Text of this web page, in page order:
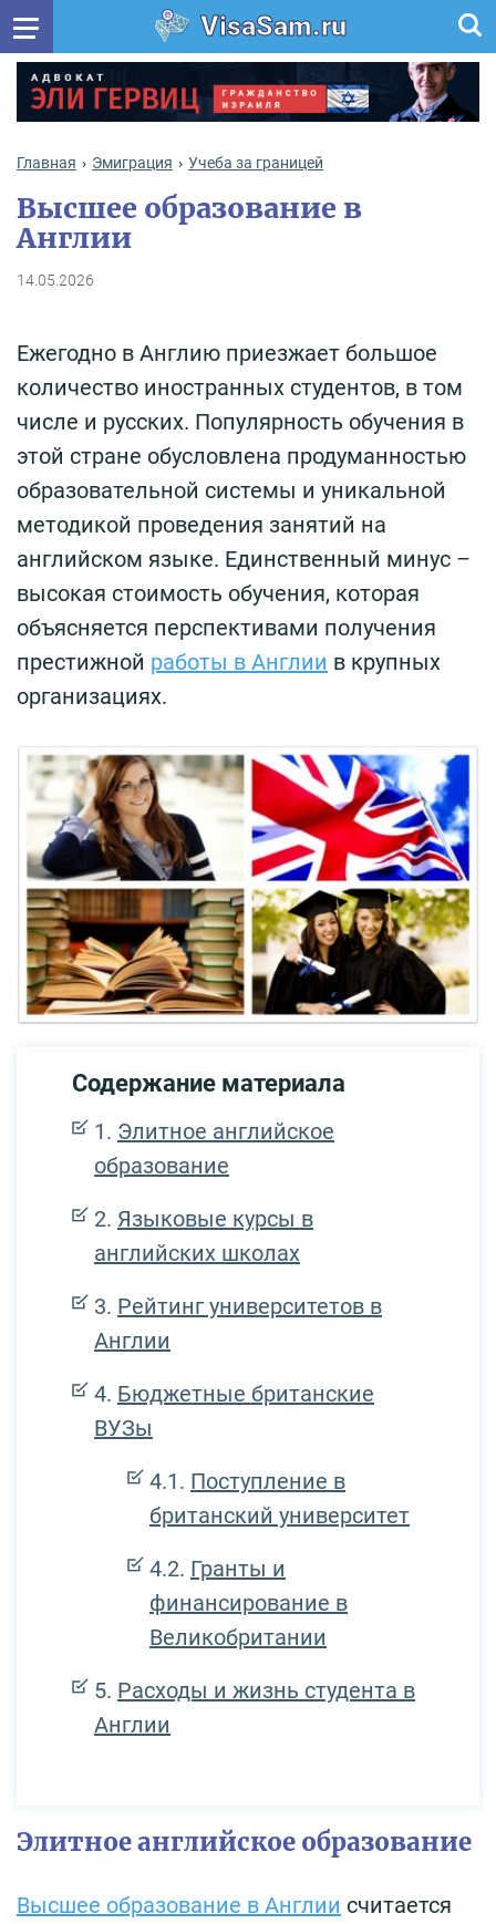
VisaSam.ru
Главная Эмиграция Учеба за границей
Высшее образование в
Англии
14.05.2026
Ежегодно в Англию приезжает большое
количество иностранных студентов, в том
числе и русских. Популярность обучения в
этой стране обусловлена продуманностью
образовательной системы и уникальной
методикой проведения занятий на
английском языке. Единственный минус –
высокая стоимость обучения, которая
объясняется перспективами получения
престижной работы в Англии в крупных
организациях.
Содержание материала
Элитное английское
образование
Языковые курсы в
английских школах
Рейтинг университетов в
Англии
Бюджетные британские
ВУЗы
Поступление в
британский университет
Гранты и
финансирование в
Великобритании
Расходы и жизнь студента в
Англии
Элитное английское образование
Высшее образование в Англии считается